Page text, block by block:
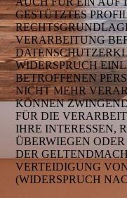
GESTÜTZTES
VERARBEITUNG
WIDERSPRUCH
BETROFFENEN
NICHT MEHR
KÖNNEN
FÜR DIE
IHRE INTERESSEN,
ÜBERWIEGEN
DER
VERTEIDIGUNG
(WIDERSPRUCH